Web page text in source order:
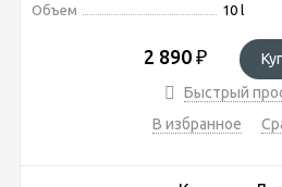
Объем 10 l
2 890 ₽
Быстрый
В избранное